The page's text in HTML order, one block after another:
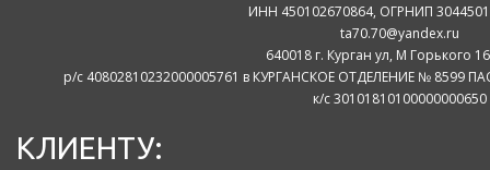
ИНН 450102670864, ОГРНИП
ta70.70@yandex.ru
640018 г. Курган ул, М Горького
р/с 40802810232000005761 в КУРГАНСКОЕ ОТДЕЛЕНИЕ № 8599
к/с 30101810100000000650
КЛИЕНТУ: